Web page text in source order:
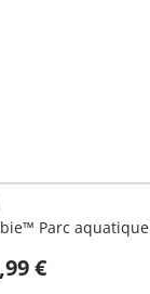
Parc aquatique
€
Au panier